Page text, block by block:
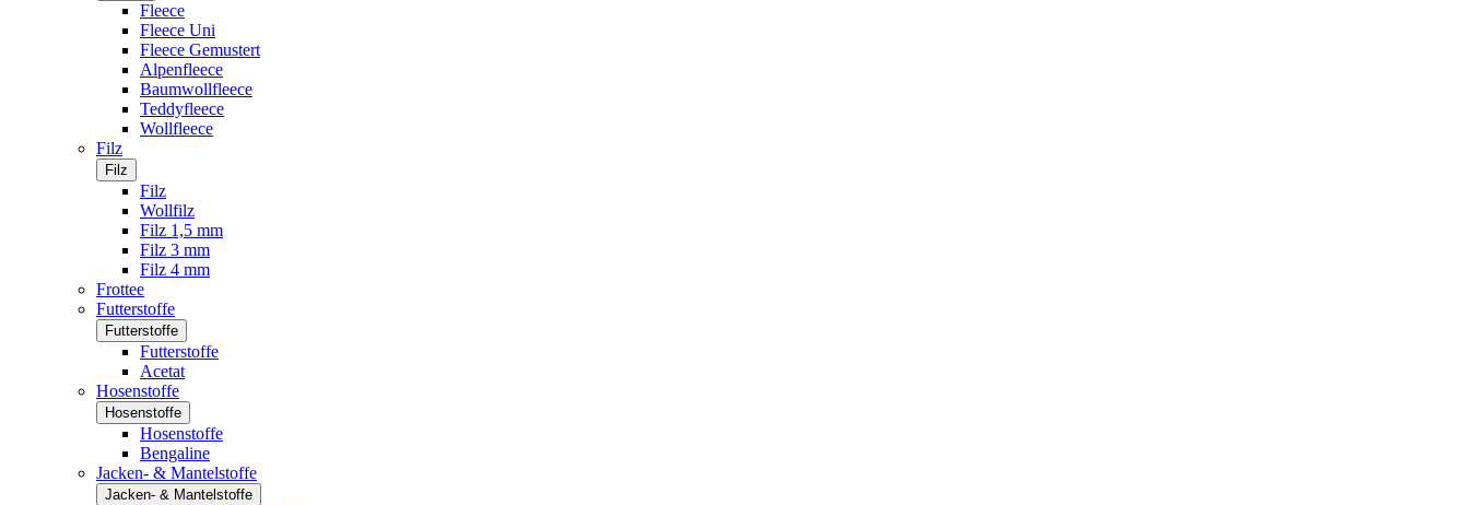
Fleece
Fleece Uni
Fleece Gemustert
Alpenfleece
Baumwollfleece
Teddyfleece
Wollfleece
Filz
Filz
Filz
Wollfilz
Filz 1,5 mm
Filz 3 mm
Filz 4 mm
Frottee
Futterstoffe
Futterstoffe
Futterstoffe
Acetat
Hosenstoffe
Hosenstoffe
Hosenstoffe
Bengaline
Jacken- & Mantelstoffe
Jacken- & Mantelstoffe